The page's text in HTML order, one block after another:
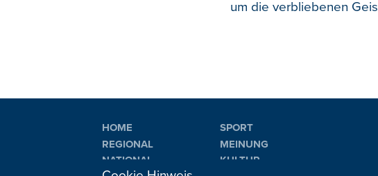
um die verbliebenen
HOME
REGIONAL
NATIONAL
SPORT
MEINUNG
KULTUR